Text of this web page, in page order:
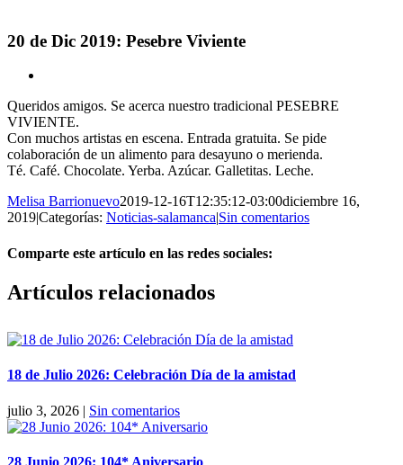
20 de Dic 2019: Pesebre Viviente
más
grande
Queridos amigos. Se acerca nuestro tradicional PESEBRE
VIVIENTE.
Con muchos artistas en escena. Entrada gratuita. Se pide
colaboración de un alimento para desayuno o merienda.
Té. Café. Chocolate. Yerba. Azúcar. Galletitas. Leche.
Melisa Barrionuevo2019-12-16T12:35:12-03:00diciembre 16,
2019|Categorías: Noticias-salamanca|Sin comentarios
Comparte este artículo en las redes sociales:
Facebook
X
Reddit
LinkedIn
Pinterest
Vk
Artículos relacionados
18 de Julio 2026: Celebración Día de la amistad
julio 3, 2026 | Sin comentarios
28 Junio 2026: 104* Aniversario